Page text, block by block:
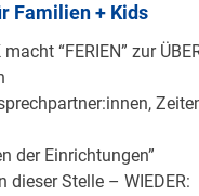
Familien + Kids
“FERIEN” zur
der Einrichtungen”
dieser Stelle – WIEDER: